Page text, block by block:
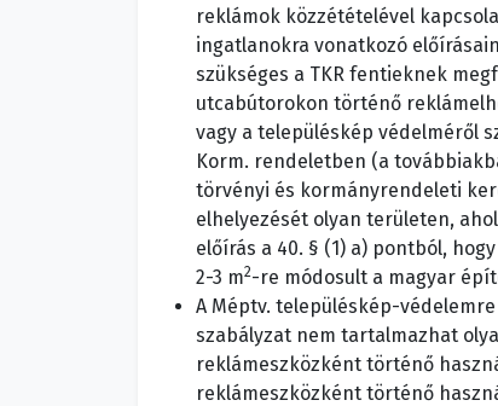
reklámok közzétételével
ingatlanokra vonatkozó
szükséges a TKR fentieknek
utcabútorokon történő
vagy a településkép védelméről
Korm. rendeletben (a
törvényi és kormányrendeleti
elhelyezését olyan területen,
előírás a 40. § (1) a) pontból,
2-3 m2-re módosult a magyar
A Méptv. településkép-
szabályzat nem tartalmazhat
reklámeszközként történő
reklámeszközként történő